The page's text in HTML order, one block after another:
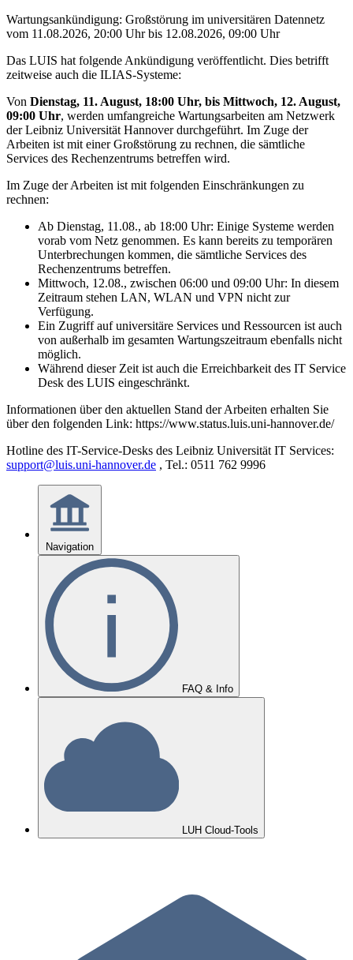
Wartungsankündigung: Großstörung im universitären Datennetz
vom 11.08.2026, 20:00 Uhr bis 12.08.2026, 09:00 Uhr
Das LUIS hat folgende Ankündigung veröffentlicht. Dies betrifft
zeitweise auch die ILIAS-Systeme:
Von Dienstag, 11. August, 18:00 Uhr, bis Mittwoch, 12. August,
09:00 Uhr, werden umfangreiche Wartungsarbeiten am Netzwerk
der Leibniz Universität Hannover durchgeführt. Im Zuge der
Arbeiten ist mit einer Großstörung zu rechnen, die sämtliche
Services des Rechenzentrums betreffen wird.
Im Zuge der Arbeiten ist mit folgenden Einschränkungen zu
rechnen:
Ab Dienstag, 11.08., ab 18:00 Uhr: Einige Systeme werden
vorab vom Netz genommen. Es kann bereits zu temporären
Unterbrechungen kommen, die sämtliche Services des
Rechenzentrums betreffen.
Mittwoch, 12.08., zwischen 06:00 und 09:00 Uhr: In diesem
Zeitraum stehen LAN, WLAN und VPN nicht zur
Verfügung.
Ein Zugriff auf universitäre Services und Ressourcen ist auch
von außerhalb im gesamten Wartungszeitraum ebenfalls nicht
möglich.
Während dieser Zeit ist auch die Erreichbarkeit des IT Service
Desk des LUIS eingeschränkt.
Informationen über den aktuellen Stand der Arbeiten erhalten Sie
über den folgenden Link: https://www.status.luis.uni-hannover.de/
Hotline des IT-Service-Desks des Leibniz Universität IT Services:
support@luis.uni-hannover.de , Tel.: 0511 762 9996
Navigation
FAQ & Info
LUH Cloud-Tools